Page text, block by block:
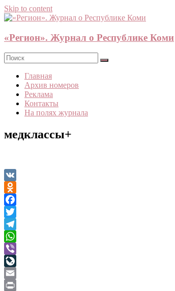
Skip to content
«Регион». Журнал о Республике Коми
Главная
Архив номеров
Реклама
Контакты
На полях журнала
медклассы+
VK
Odnoklassniki
Facebook
Twitter
Telegram
WhatsApp
Viber
LiveJournal
Email